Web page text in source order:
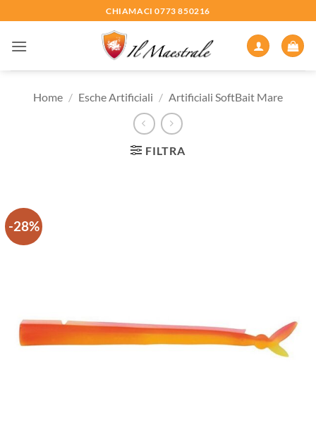
ai
contenuti
CHIAMACI 0773 850216
Home / Esche Artificiali / Artificiali SoftBait Mare
FILTRA
-28%